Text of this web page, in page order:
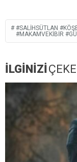
#SALIHSÜTLAN
#MAKAMVEKIBIR
İLGİNİZİ